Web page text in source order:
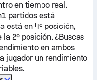
en tiempo real.
partidos está
está en 4º posición,
la 2º posición. ¿Buscas
en ambos
jugador un rendimiento